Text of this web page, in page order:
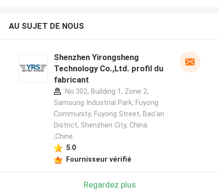
AU SUJET DE NOUS
Shenzhen Yirongsheng
Technology Co.,Ltd. profil du
fabricant
No.302, Building 1, Zone 2,
Samsung Industrial Park, Fuyong
Community, Fuyong Street, Bao'an
District, Shenzhen City, China.
,Chine
5.0
Fournisseur vérifié
Regardez plus